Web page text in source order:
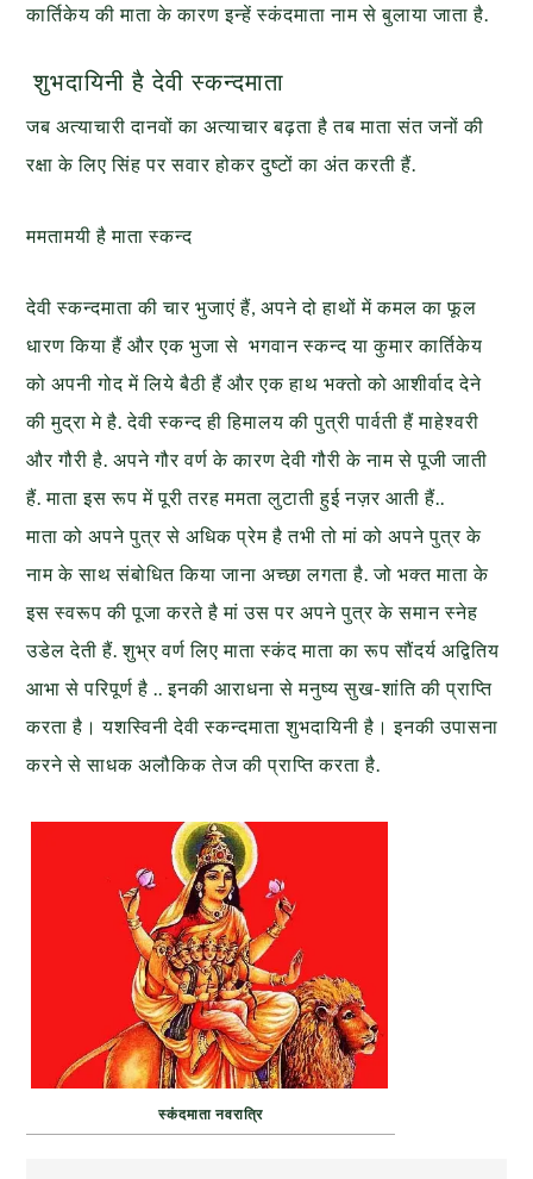
कार्तिकेय की माता के कारण इन्हें स्कंदमाता नाम से बुलाया जाता है.
शुभदायिनी है देवी स्कन्दमाता
जब अत्याचारी दानवों का अत्याचार बढ़ता है तब माता संत जनों की
रक्षा के लिए सिंह पर सवार होकर दुष्टों का अंत करती हैं.
ममतामयी है माता स्कन्द
देवी स्कन्दमाता की चार भुजाएं हैं, अपने दो हाथों में कमल का फूल
धारण किया हैं और एक भुजा से भगवान स्कन्द या कुमार कार्तिकेय
को अपनी गोद में लिये बैठी हैं और एक हाथ भक्तो को आशीर्वाद देने
की मुद्रा मे है. देवी स्कन्द ही हिमालय की पुत्री पार्वती हैं माहेश्वरी
और गौरी है. अपने गौर वर्ण के कारण देवी गौरी के नाम से पूजी जाती
हैं. माता इस रूप में पूरी तरह ममता लुटाती हुई नज़र आती हैं..
माता को अपने पुत्र से अधिक प्रेम है तभी तो मां को अपने पुत्र के
नाम के साथ संबोधित किया जाना अच्छा लगता है. जो भक्त माता के
इस स्वरूप की पूजा करते है मां उस पर अपने पुत्र के समान स्नेह
उडेल देती हैं. शुभ्र वर्ण लिए माता स्कंद माता का रूप सौंदर्य अद्वितिय
आभा से परिपूर्ण है .. इनकी आराधना से मनुष्य सुख-शांति की प्राप्ति
करता है। यशस्विनी देवी स्कन्दमाता शुभदायिनी है। इनकी उपासना
करने से साधक अलौकिक तेज की प्राप्ति करता है.
स्कंदमाता नवरात्रि